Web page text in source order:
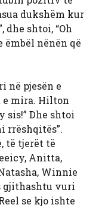
dukshëm kur
dhe shtoi, “Oh
ëmbël nënën që
në pjesën e
e mira. Hilton
sis!” Dhe shtoi
rrëshqitës”.
të tjerët të
Anitta,
Winnie
gjithashtu vuri
se kjo ishte